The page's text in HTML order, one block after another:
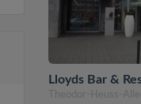
Lloyds Bar &
Theodor-Heuss-